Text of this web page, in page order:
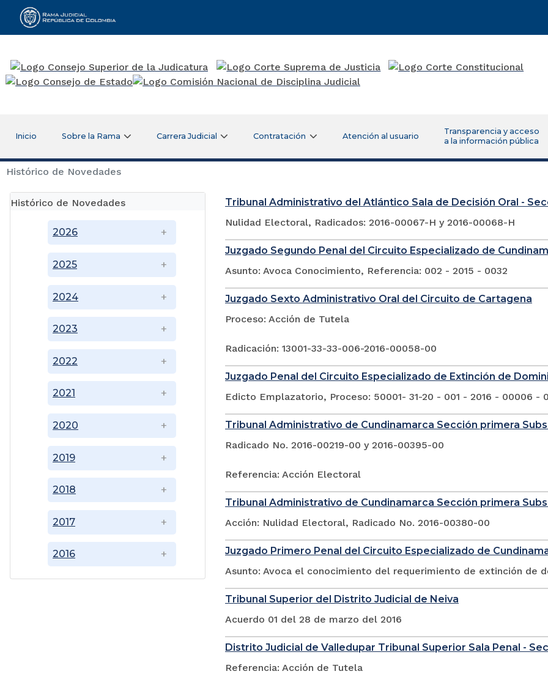
Rama Judicial
Inicio Sobre la Rama Carrera Judicial Contratación Atención al usuario
Transparencia y acceso
a la información pública
Histórico de Novedades
Histórico de Novedades
2016
2017
2018
2019
2020
2021
2022
2023
2024
2025
2026
Tribunal Administrativo del Atlántico Sala de Decisión Oral -
Nulidad Electoral, Radicados: 2016-00067-H y 2016-00068-H
Juzgado Segundo Penal del Circuito Especializado de
Asunto: Avoca Conocimiento, Referencia: 002 - 2015 - 0032
Juzgado Sexto Administrativo Oral del Circuito de Cartagena
Proceso: Acción de Tutela
Radicación: 13001-33-33-006-2016-00058-00
Juzgado Penal del Circuito Especializado de Extinción de
Edicto Emplazatorio, Proceso: 50001- 31-20 - 001 - 2016 - 00006 -
Tribunal Administrativo de Cundinamarca Sección primera
Radicado No. 2016-00219-00 y 2016-00395-00
Referencia: Acción Electoral
Tribunal Administrativo de Cundinamarca Sección primera
Acción: Nulidad Electoral, Radicado No. 2016-00380-00
Juzgado Primero Penal del Circuito Especializado de
Asunto: Avoca el conocimiento del requerimiento de extinción de
Tribunal Superior del Distrito Judicial de Neiva
Acuerdo 01 del 28 de marzo del 2016
Distrito Judicial de Valledupar Tribunal Superior Sala Penal -
Referencia: Acción de Tutela